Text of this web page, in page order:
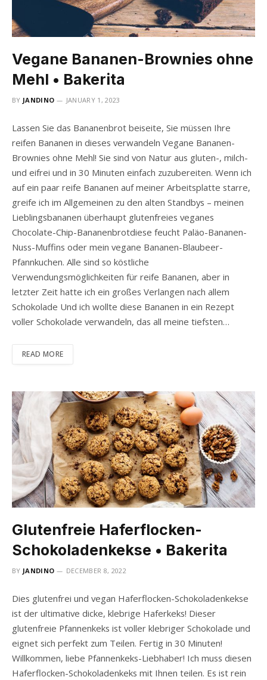
Vegane Bananen-Brownies ohne
Mehl • Bakerita
BY JANDINO JANUARY 1, 2023
Lassen Sie das Bananenbrot beiseite, Sie müssen Ihre
reifen Bananen in dieses verwandeln Vegane Bananen-
Brownies ohne Mehl! Sie sind von Natur aus gluten-, milch-
und eifrei und in 30 Minuten einfach zuzubereiten. Wenn ich
auf ein paar reife Bananen auf meiner Arbeitsplatte starre,
greife ich im Allgemeinen zu den alten Standbys – meinen
Lieblingsbananen überhaupt glutenfreies veganes
Chocolate-Chip-Bananenbrotdiese feucht Paläo-Bananen-
Nuss-Muffins oder mein vegane Bananen-Blaubeer-
Pfannkuchen. Alle sind so köstliche
Verwendungsmöglichkeiten für reife Bananen, aber in
letzter Zeit hatte ich ein großes Verlangen nach allem
Schokolade Und ich wollte diese Bananen in ein Rezept
voller Schokolade verwandeln, das all meine tiefsten…
READ MORE
Glutenfreie Haferflocken-
Schokoladenkekse • Bakerita
BY JANDINO DECEMBER 8, 2022
Dies glutenfrei und vegan Haferflocken-Schokoladenkekse
ist der ultimative dicke, klebrige Haferkeks! Dieser
glutenfreie Pfannenkeks ist voller klebriger Schokolade und
eignet sich perfekt zum Teilen. Fertig in 30 Minuten!
Willkommen, liebe Pfannenkeks-Liebhaber! Ich muss diesen
Haferflocken-Schokoladenkeks mit Ihnen teilen. Es ist rein